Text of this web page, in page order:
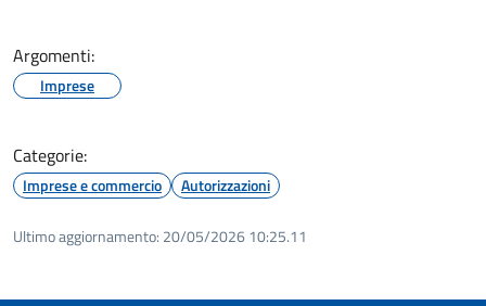
Argomenti:
Imprese
Categorie:
Imprese e commercio Autorizzazioni
Ultimo aggiornamento: 20/05/2026 10:25.11